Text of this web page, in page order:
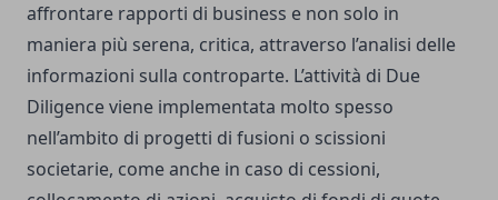
affrontare rapporti di business e non solo in
maniera più serena, critica, attraverso l’analisi delle
informazioni sulla controparte. L’attività di Due
Diligence viene implementata molto spesso
nell’ambito di progetti di fusioni o scissioni
societarie, come anche in caso di cessioni,